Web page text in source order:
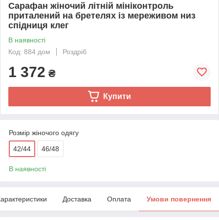
Сарафан жіночий літній мініконтроль
приталений на бретелях із мереживом низ
спідниця клег
В наявності
Код: 884 дом
Роздріб
1 372 ₴
Купити
Розмір жіночого одягу
42/44 46/48
В наявності
Доставка Оплата Умови повернення